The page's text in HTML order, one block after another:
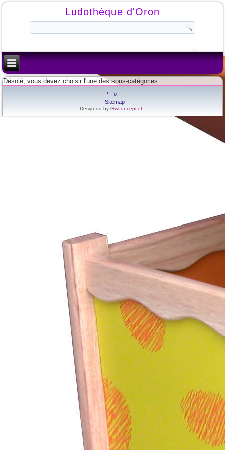
Ludothèque d'Oron
Désolé, vous devez choisir l'une des sous-catégories
-o-
Sitemap
Designed by Gwconcept.ch